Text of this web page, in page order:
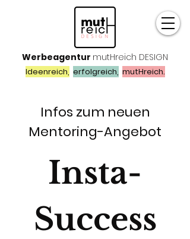
Werbeagentur mutHreich DESIGN
Ideenreich, erfolgreich, mutHreich.
Infos zum neuen
Mentoring-Angebot
Insta-
Success